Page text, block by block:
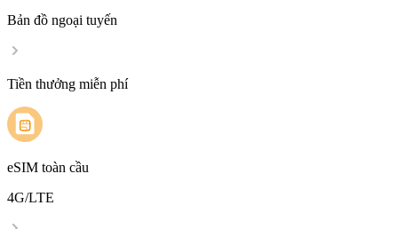
Bản đồ ngoại tuyến
Tiền thưởng miễn phí
eSIM toàn cầu
4G/LTE